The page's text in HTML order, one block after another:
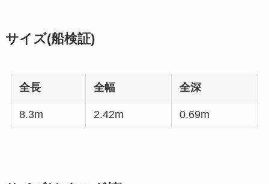
サイズ(船検証)
全長 全幅 全深
8.3m 2.42m 0.69m